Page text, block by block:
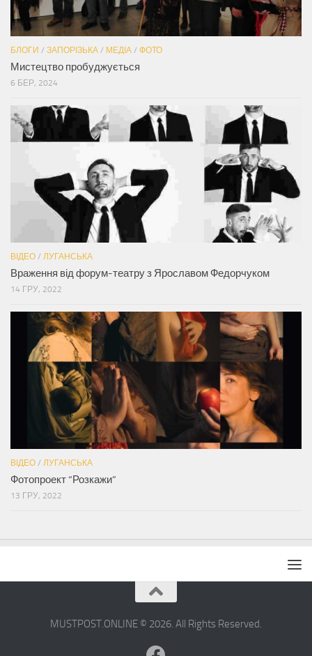
БЛОГИ / ЗАПОРІЗЬКА / МЕДІА / ФОТО
Мистецтво пробуджується
6 БЕР, 2024
ВІДЕО / ЛУГАНСЬКА
Враження від форум-театру з Ярославом Федорчуком
14 ГРУ, 2022
ВІДЕО / ЛУГАНСЬКА
Фотопроект “Розкажи”
13 ГРУ, 2022
MUSTPOST.ONLINE © 2026. All Rights Reserved.